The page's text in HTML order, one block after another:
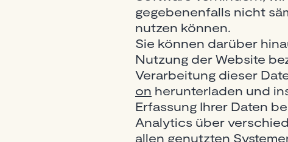
gegebenenfalls nicht
nutzen können.
Sie können darüber
Nutzung der Website
Verarbeitung dieser
on herunterladen und
Erfassung Ihrer Daten
Analytics über
allen genutzten